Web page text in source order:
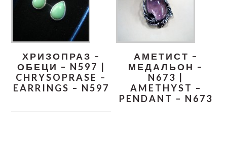
ХРИЗОПРАЗ –
ОБЕЦИ – N597 |
CHRYSOPRASE –
EARRINGS – N597
АМЕТИСТ –
МЕДАЛЬОН –
N673 |
AMETHYST –
PENDANT – N673